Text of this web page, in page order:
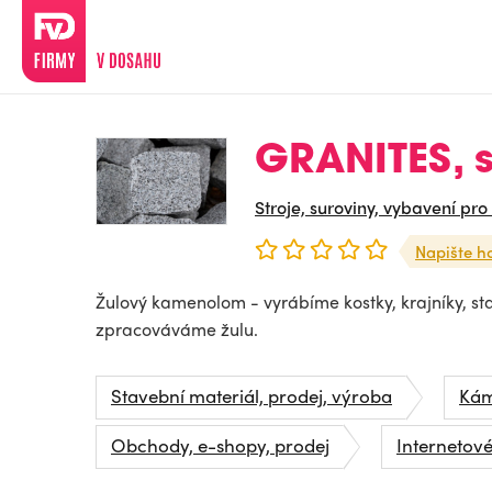
GRANITES,
Stroje, suroviny, vybavení
Napište
Žulový kamenolom - vyrábíme kostky, krajníky,
zpracováváme žulu.
Stavební materiál, prodej, výroba
Obchody, e-shopy, prodej